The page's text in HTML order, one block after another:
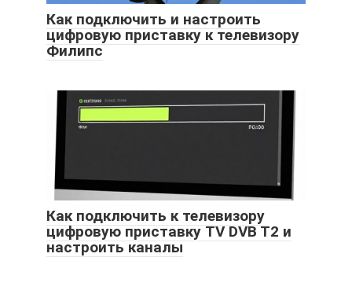
Как подключить и настроить
цифровую приставку к телевизору
Филипс
Как подключить к телевизору
цифровую приставку TV DVB T2 и
настроить каналы